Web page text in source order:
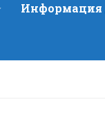
Информация